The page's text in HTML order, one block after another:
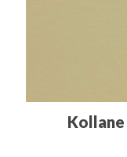
Kollane